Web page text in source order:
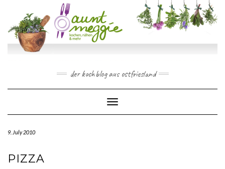
content
der kochblog aus ostfriesland
Toggle Navigation
9. July 2010
PIZZA